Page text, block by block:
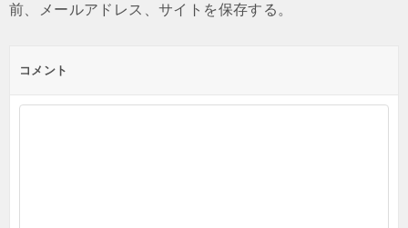
前、メールアドレス、サイトを保存する。
コメント